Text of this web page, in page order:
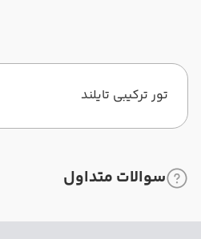
تور ترکیبی تایلند
سوالات متداول